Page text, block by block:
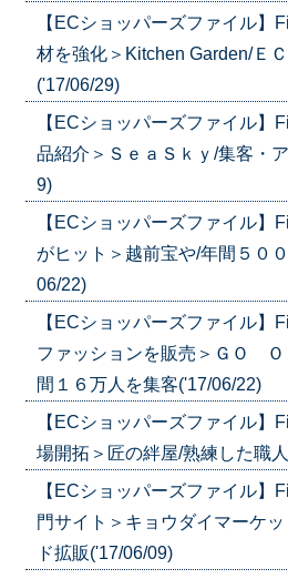
【ECショッパーズファイル
材を強化＞Kitchen Garden/Ｅ
('17/06/29)
【ECショッパーズファイル
品紹介＞ＳｅａＳｋｙ/集客・
9)
【ECショッパーズファイル
がヒット＞越前宝や/年間５０
06/22)
【ECショッパーズファイル
ファッションを販売＞ＧＯ
間１６万人を集客('17/06/22)
【ECショッパーズファイル
場開拓＞匠の絆屋/熟練した職
【ECショッパーズファイル
門サイト＞キョウダイマーケ
ド拡販('17/06/09)